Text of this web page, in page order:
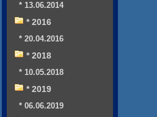
* 13.06.2014
* 2016
* 20.04.2016
* 2018
* 10.05.2018
* 2019
* 06.06.2019